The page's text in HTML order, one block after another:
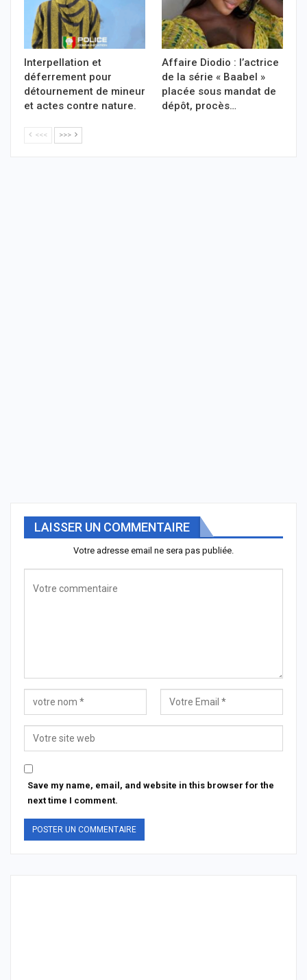
Interpellation et
déferrement pour
détournement de mineur
et actes contre nature.
Affaire Diodio : l’actrice
de la série « Baabel »
placée sous mandat de
dépôt, procès…
<<< >>>
LAISSER UN COMMENTAIRE
Votre adresse email ne sera pas publiée.
Save my name, email, and website in this browser for the
next time I comment.